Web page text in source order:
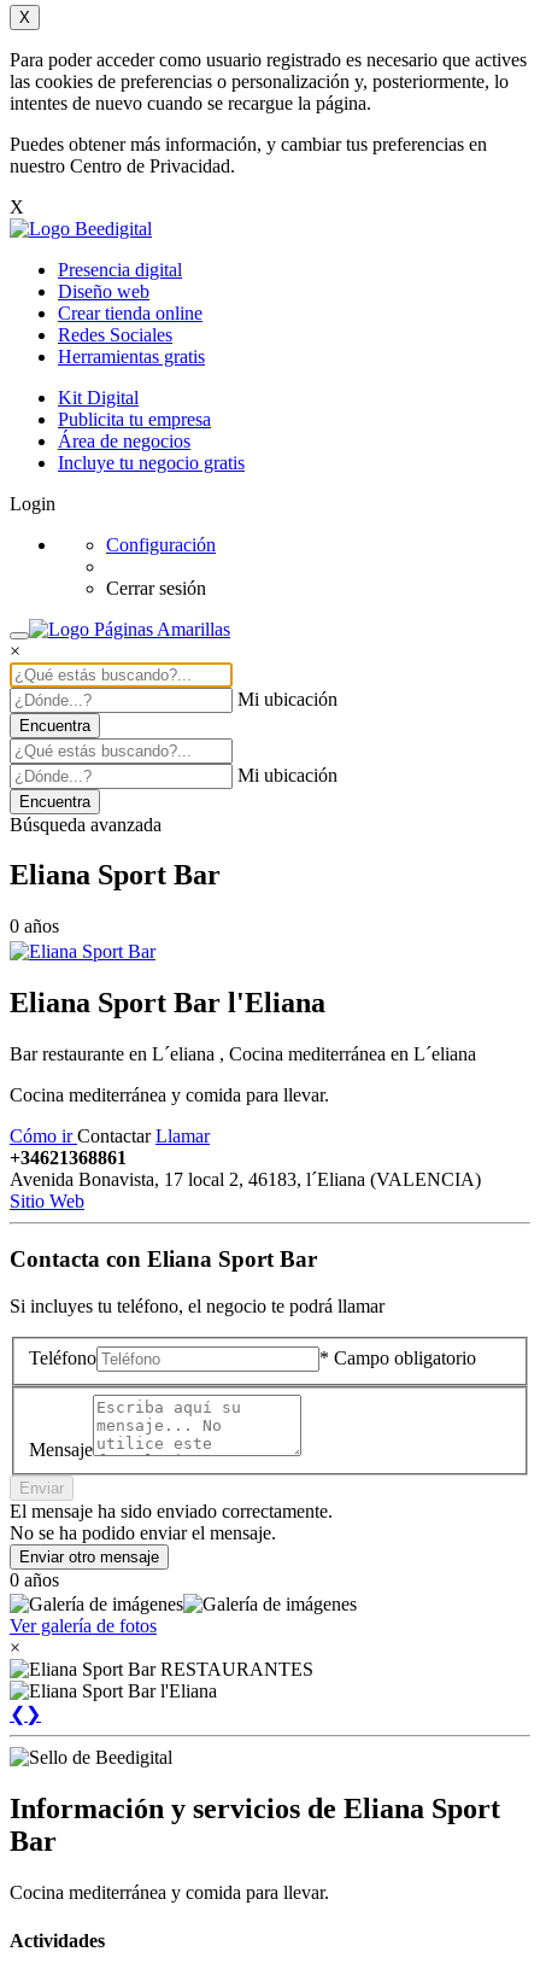
X
Para poder acceder como usuario registrado es necesario que actives
las cookies de preferencias o personalización y, posteriormente, lo
intentes de nuevo cuando se recargue la página.
Puedes obtener más información, y cambiar tus preferencias en
nuestro Centro de Privacidad.
X
Presencia digital
Diseño web
Crear tienda online
Redes Sociales
Herramientas gratis
Kit Digital
Publicita tu empresa
Área de negocios
Incluye tu negocio gratis
Login
Configuración
Cerrar sesión
×
Mi ubicación
Encuentra
Mi ubicación
Encuentra
Búsqueda avanzada
Eliana Sport Bar
0 años
Eliana Sport Bar l'Eliana
Bar restaurante en L´eliana , Cocina mediterránea en L´eliana
Cocina mediterránea y comida para llevar.
Cómo irContactarLlamar
+34621368861
Avenida Bonavista, 17 local 2, 46183, l´Eliana (VALENCIA)
Sitio Web
Contacta con Eliana Sport Bar
Si incluyes tu teléfono, el negocio te podrá llamar
Teléfono * Campo obligatorio
Mensaje
Enviar
El mensaje ha sido enviado correctamente.
No se ha podido enviar el mensaje.
Enviar otro mensaje
0 años
Ver galería de fotos
×
❮ ❯
Información y servicios de Eliana Sport
Bar
Cocina mediterránea y comida para llevar.
Actividades